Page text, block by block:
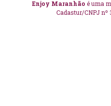
Enjoy Maranhão é uma
Cadastur/CNPJ nº